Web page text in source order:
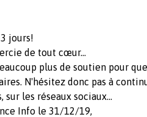
jours!
de tout cœur...
plus de soutien pour
N'hésitez donc pas à
les réseaux sociaux...
Info le 31/12/19,